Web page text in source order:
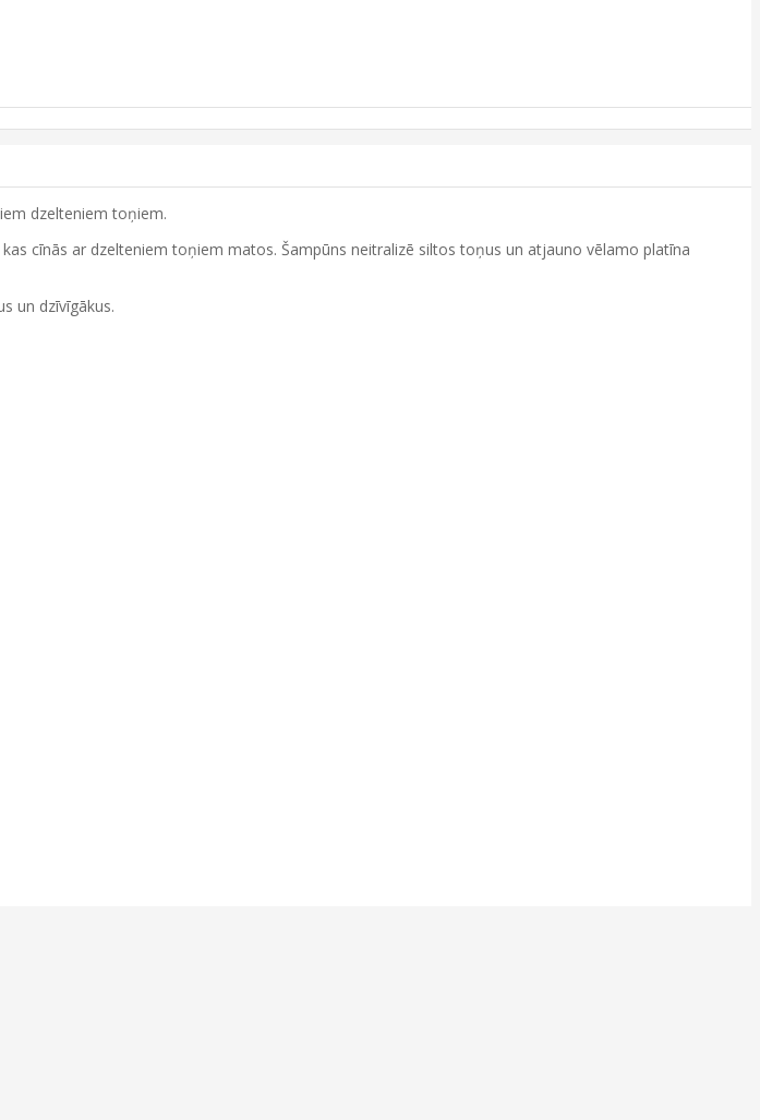
dzelteniem toņiem.
cīnās ar dzelteniem toņiem matos. Šampūns neitralizē siltos toņus un atjauno vēlamo platīna
un dzīvīgākus.